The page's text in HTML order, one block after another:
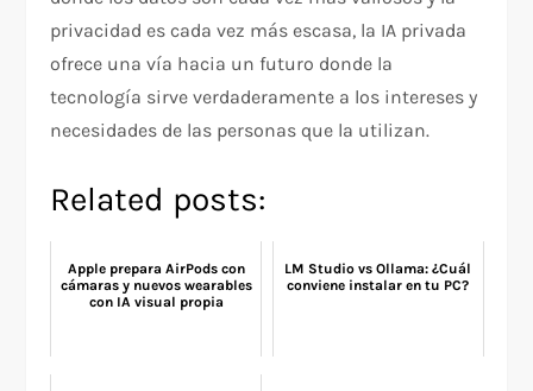
privacidad es cada vez más escasa, la IA privada
ofrece una vía hacia un futuro donde la
tecnología sirve verdaderamente a los intereses y
necesidades de las personas que la utilizan.
Related posts:
Apple prepara AirPods con
cámaras y nuevos wearables
con IA visual propia
LM Studio vs Ollama: ¿Cuál
conviene instalar en tu PC?